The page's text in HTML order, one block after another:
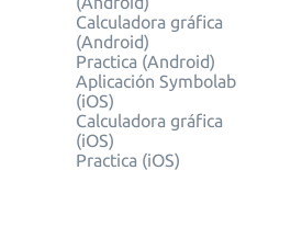
Calculadora gráfica
(Android)
Practica (Android)
Aplicación Symbolab
(iOS)
Calculadora gráfica
(iOS)
Practica (iOS)